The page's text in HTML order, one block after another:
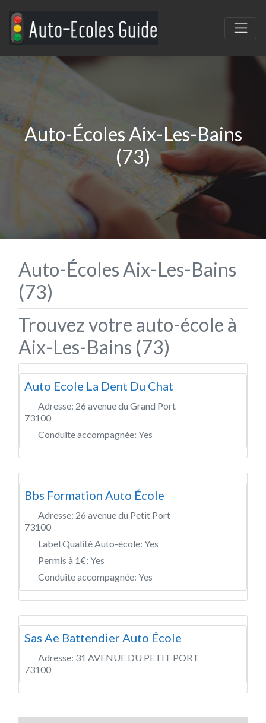
Auto-Écoles Aix-Les-Bains
(73)
Auto-Écoles Aix-Les-Bains
(73)
Trouvez votre auto-école à
Aix-Les-Bains (73)
Auto Ecole La Dent Du Chat
Adresse: 26 avenue du Grand Port
73100
Conduite accompagnée: Yes
Bbs Formation Auto École
Adresse: 26 avenue du Petit Port
73100
Label Qualité Auto-école: Yes
Permis à 1€: Yes
Conduite accompagnée: Yes
Sas Ae Battendier Auto École
Adresse: 31 AVENUE DU PETIT PORT
73100